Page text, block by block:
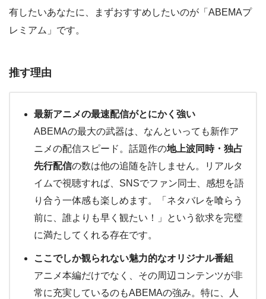
有したいあなたに、まずおすすめしたいのが「ABEMAプ
レミアム」です。
推す理由
最新アニメの最速配信がとにかく強い
ABEMAの最大の武器は、なんといっても新作ア
ニメの配信スピード。話題作の地上波同時・独占
先行配信の数は他の追随を許しません。リアルタ
イムで視聴すれば、SNSでファン同士、感想を語
り合う一体感も楽しめます。「ネタバレを喰らう
前に、誰よりも早く観たい！」という欲求を完璧
に満たしてくれる存在です。
ここでしか観られない魅力的なオリジナル番組
アニメ本編だけでなく、その周辺コンテンツが非
常に充実しているのもABEMAの強み。特に、人